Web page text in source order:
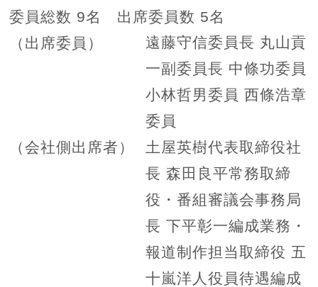
委員総数 9名 出席委員数 5名
（出席委員）
遠藤守信委員長 丸山貢
一副委員長 中條功委員
小林哲男委員 西條浩章
委員
（会社側出席者）
土屋英樹代表取締役社
長 森田良平常務取締
役・番組審議会事務局
長 下平彰一編成業務・
報道制作担当取締役 五
十嵐洋人役員待遇編成